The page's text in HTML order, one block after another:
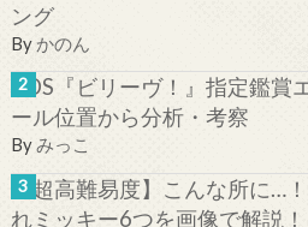
ング
Byかのん
TDS『ビリーヴ！』指定鑑賞
ール位置から分析・考察
Byみっこ
【超高難易度】こんな所に…
れミッキー6つを画像で解説！